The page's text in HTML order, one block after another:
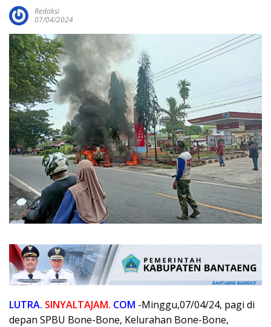
Redaksi
07/04/2024
LUTRA. SINYALTAJAM. COM -Minggu,07/04/24, pagi di
depan SPBU Bone-Bone, Kelurahan Bone-Bone,